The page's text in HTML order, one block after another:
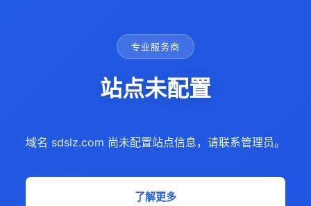
专业服务商
站点未配置
域名 sdslz.com 尚未配置站点信息，请联系管理员。
了解更多